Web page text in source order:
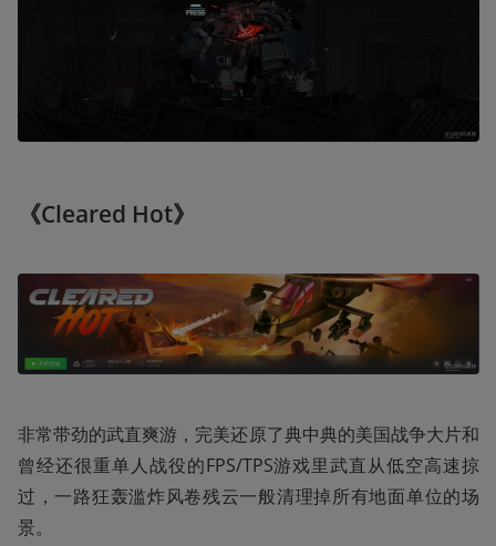
《Cleared Hot》
非常带劲的武直爽游，完美还原了典中典的美国战争大片和
曾经还很重单人战役的FPS/TPS游戏里武直从低空高速掠
过，一路狂轰滥炸风卷残云一般清理掉所有地面单位的场
景。